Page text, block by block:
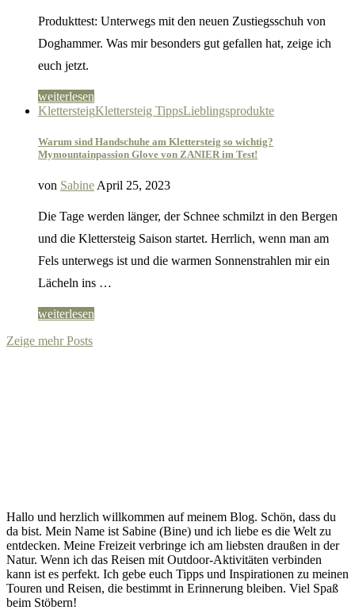
Produkttest: Unterwegs mit den neuen Zustiegsschuh von
Doghammer. Was mir besonders gut gefallen hat, zeige ich
euch jetzt.
weiterlesen
KlettersteigKlettersteig TippsLieblingsprodukte
Warum sind Handschuhe am Klettersteig so wichtig?
Mymountainpassion Glove von ZANIER im Test!
von Sabine April 25, 2023
Die Tage werden länger, der Schnee schmilzt in den Bergen
und die Klettersteig Saison startet. Herrlich, wenn man am
Fels unterwegs ist und die warmen Sonnenstrahlen mir ein
Lächeln ins …
weiterlesen
Zeige mehr Posts
Hallo und herzlich willkommen auf meinem Blog. Schön, dass du
da bist. Mein Name ist Sabine (Bine) und ich liebe es die Welt zu
entdecken. Meine Freizeit verbringe ich am liebsten draußen in der
Natur. Wenn ich das Reisen mit Outdoor-Aktivitäten verbinden
kann ist es perfekt. Ich gebe euch Tipps und Inspirationen zu meinen
Touren und Reisen, die bestimmt in Erinnerung bleiben. Viel Spaß
beim Stöbern!